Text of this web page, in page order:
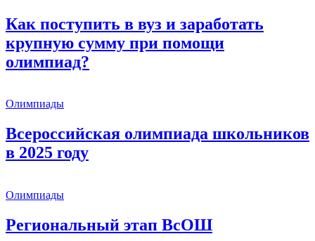
Как поступить в вуз и заработать
крупную сумму при помощи
олимпиад?
Олимпиады
Всероссийская олимпиада школьников
в 2025 году
Олимпиады
Региональный этап ВсОШ